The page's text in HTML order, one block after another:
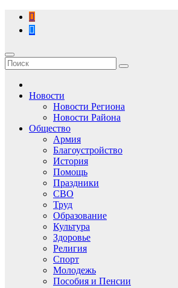
Перейти
содержимому
Новости
Новости Региона
Новости Района
Общество
Армия
Благоустройство
История
Помощь
Праздники
СВО
Труд
Образование
Культура
Здоровье
Религия
Спорт
Молодежь
Пособия и Пенсии